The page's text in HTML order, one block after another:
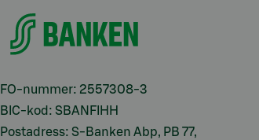
FO-nummer: 2557308-3
BIC-kod: SBANFIHH
Postadress: S-Banken Abp, PB 77,